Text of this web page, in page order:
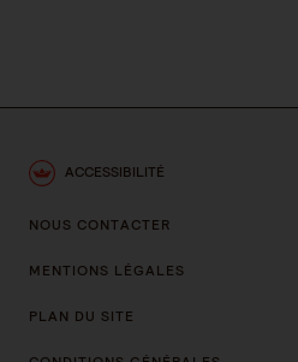
ACCESSIBILITÉ
NOUS CONTACTER
MENTIONS LÉGALES
PLAN DU SITE